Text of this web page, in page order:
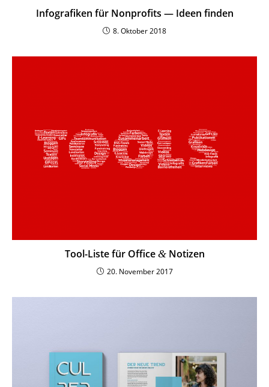
Info­gra­fiken für Nonprofits — Ideen finden
8. Oktober 2018
Tool-Liste für Office &Notizen
20. November 2017